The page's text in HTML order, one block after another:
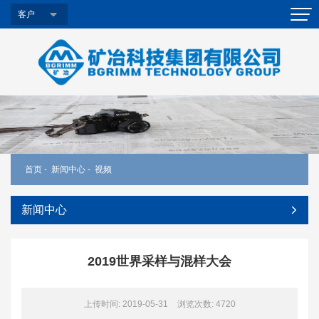
客户
首页 - 新闻中心 - 视频
新闻中心
2019世界采样与混样大会
上传时间: 2019-05-31 浏览次数: 4720